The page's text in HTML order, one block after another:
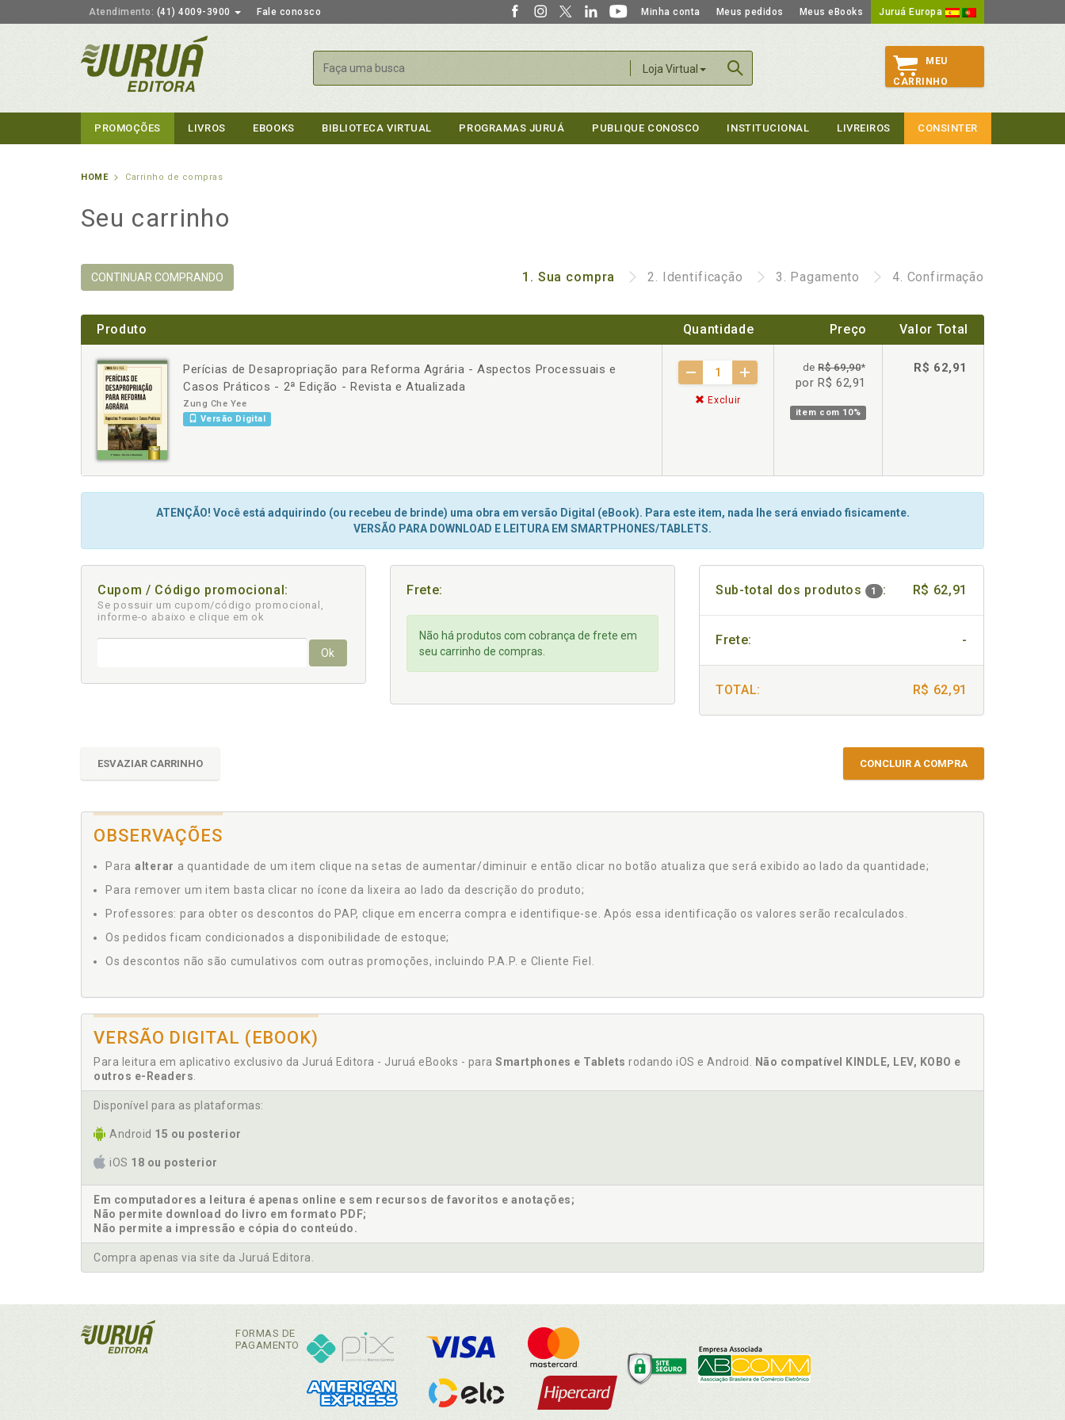
Atendimento: (41) 4009-3900 Fale conosco Minha conta Meus pedidos Meus eBooks Juruá Europa
Loja Virtual
Buscar
MEU
CARRINHO
PROMOÇÕES LIVROS EBOOKS BIBLIOTECA VIRTUAL PROGRAMAS JURUÁ PUBLIQUE CONOSCO INSTITUCIONAL LIVREIROS CONSINTER
HOME Carrinho de compras
Seu carrinho
CONTINUAR COMPRANDO 1. Sua compra 2. Identificação 3. Pagamento 4. Confirmação
Produto Quantidade Preço Valor Total
Perícias de Desapropriação para Reforma Agrária - Aspectos Processuais e
Casos Práticos - 2ª Edição - Revista e Atualizada
Zung Che Yee
Versão Digital
- +
Excluir
deR$ 69,90*
por R$ 62,91
item com 10%
R$ 62,91
ATENÇÃO! Você está adquirindo (ou recebeu de brinde) uma obra em versão Digital (eBook). Para este item, nada lhe será enviado fisicamente.
VERSÃO PARA DOWNLOAD E LEITURA EM SMARTPHONES/TABLETS.
Cupom / Código promocional:
Se possuir um cupom/código promocional,
informe-o abaixo e clique em ok
Ok
Frete:
Não há produtos com cobrança de frete em
seu carrinho de compras.
Sub-total dos produtos 1 : R$ 62,91
Frete: -
TOTAL: R$ 62,91
ESVAZIAR CARRINHO CONCLUIR A COMPRA
OBSERVAÇÕES
Para alterar a quantidade de um item clique na setas de aumentar/diminuir e então clicar no botão atualiza que será exibido ao lado da quantidade;
Para remover um item basta clicar no ícone da lixeira ao lado da descrição do produto;
Professores: para obter os descontos do PAP, clique em encerra compra e identifique-se. Após essa identificação os valores serão recalculados.
Os pedidos ficam condicionados a disponibilidade de estoque;
Os descontos não são cumulativos com outras promoções, incluindo P.A.P. e Cliente Fiel.
VERSÃO DIGITAL (EBOOK)
Para leitura em aplicativo exclusivo da Juruá Editora - Juruá eBooks - para Smartphones e Tablets rodando iOS e Android.
Não compatível KINDLE, LEV, KOBO e
outros e-Readers
Disponível para as plataformas:
Android 15 ou posterior
iOS 18 ou posterior
Em computadores a leitura é apenas online e sem recursos de favoritos e anotações;
Não permite download do livro em formato PDF;
Não permite a impressão e cópia do conteúdo.
Compra apenas via site da Juruá Editora.
FORMAS DE
PAGAMENTO